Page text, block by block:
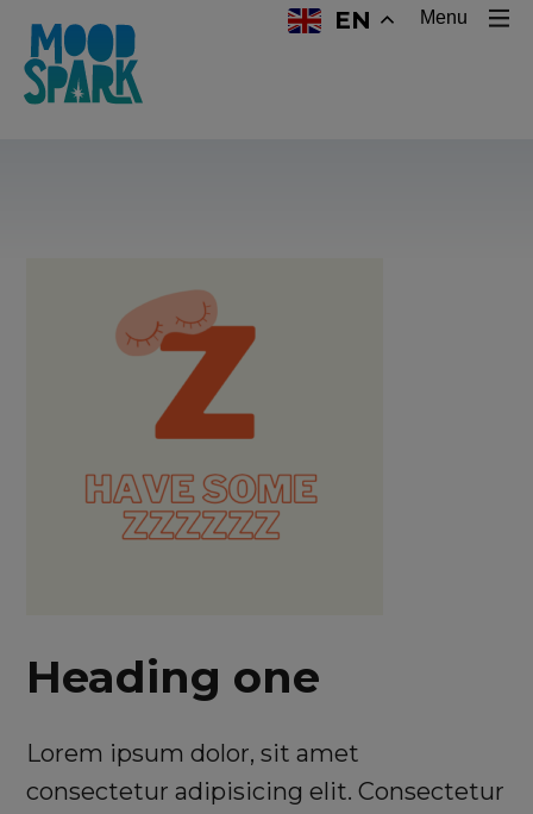
EN Menu
Heading one
Lorem ipsum dolor, sit amet
consectetur adipisicing elit. Consectetur